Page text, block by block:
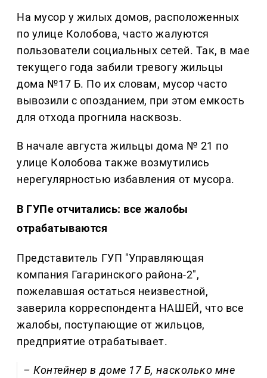
На мусор у жилых домов, расположенных
по улице Колобова, часто жалуются
пользователи социальных сетей. Так, в мае
текущего года забили тревогу жильцы
дома №17 Б. По их словам, мусор часто
вывозили с опозданием, при этом емкость
для отхода прогнила насквозь.
В начале августа жильцы дома № 21 по
улице Колобова также возмутились
нерегулярностью избавления от мусора.
В ГУПе отчитались: все жалобы
отрабатываются
Представитель ГУП "Управляющая
компания Гагаринского района-2",
пожелавшая остаться неизвестной,
заверила корреспондента НАШЕЙ, что все
жалобы, поступающие от жильцов,
предприятие отрабатывает.
– Контейнер в доме 17 Б, насколько мне